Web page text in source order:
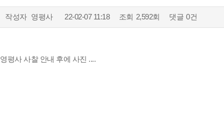
작성자 영평사 22-02-07 11:18 조회 2,592회 댓글 0건
영평사 사찰 안내 후에 사진 ....